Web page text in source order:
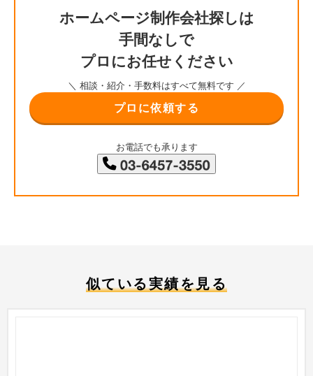
ホームページ制作会社探しは
手間なしで
プロにお任せください
＼ 相談・紹介・手数料はすべて無料です ／
プロに依頼する
お電話でも承ります
似ている実績を見る